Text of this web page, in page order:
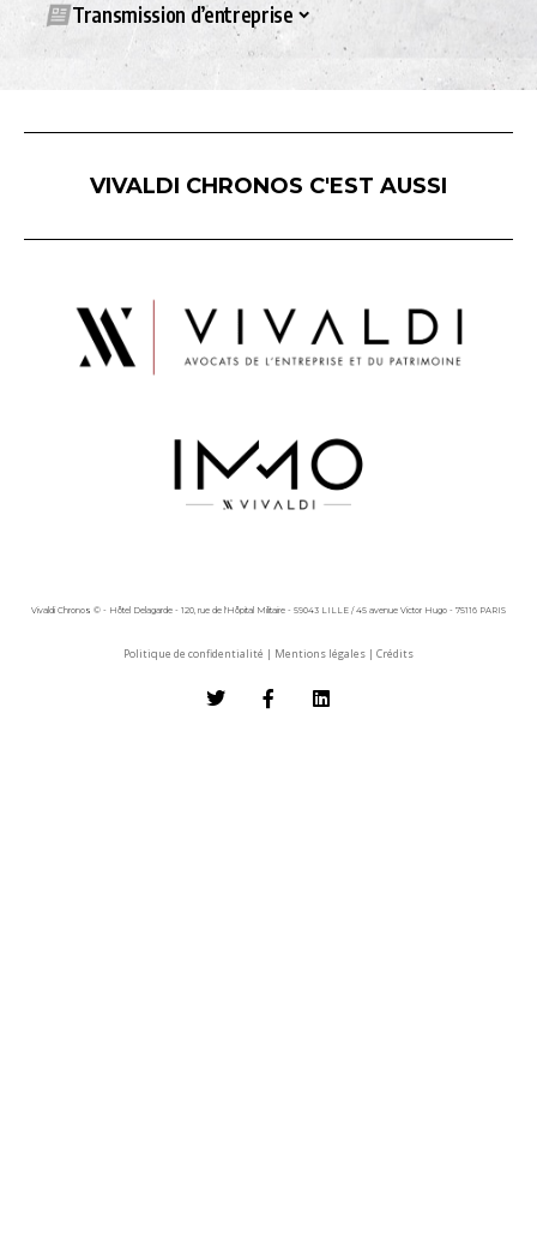
Transmission d’entreprise
VIVALDI CHRONOS C'EST AUSSI
Vivaldi Chronos © - Hôtel Delagarde - 120, rue de l'Hôpital Militaire - 59043 LILLE / 45 avenue Victor Hugo - 75116 PARIS
Politique de confidentialité | Mentions légales | Crédits